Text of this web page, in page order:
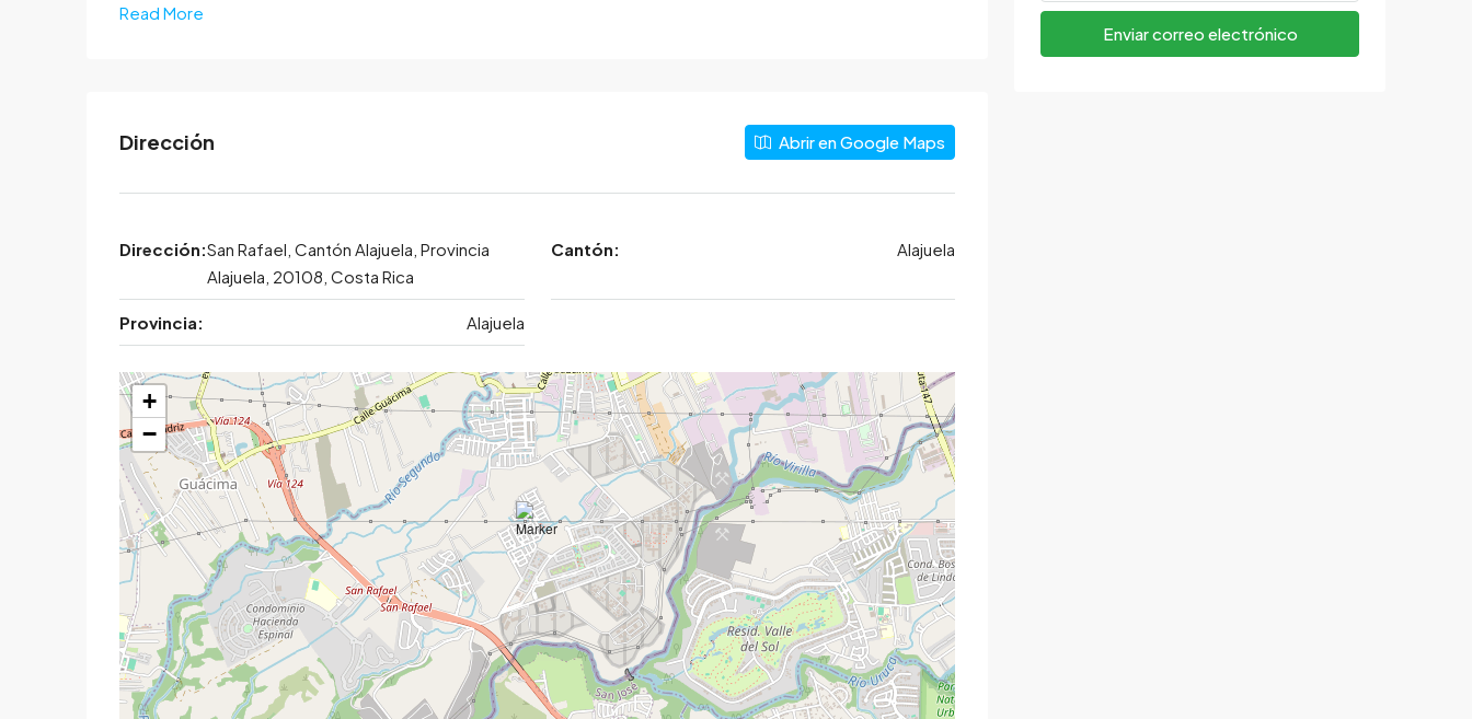
Read More
Dirección Abrir en Google Maps
Dirección:San Rafael, Cantón Alajuela, Provincia
Alajuela, 20108, Costa Rica
Cantón: Alajuela
Provincia: Alajuela
+
−
Enviar correo electrónico